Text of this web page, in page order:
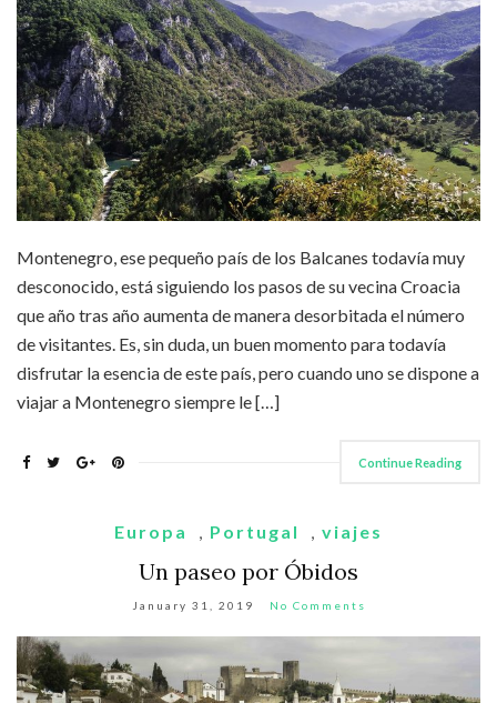
Montenegro, ese pequeño país de los Balcanes todavía muy
desconocido, está siguiendo los pasos de su vecina Croacia
que año tras año aumenta de manera desorbitada el número
de visitantes. Es, sin duda, un buen momento para todavía
disfrutar la esencia de este país, pero cuando uno se dispone a
viajar a Montenegro siempre le […]
Continue Reading
Europa , Portugal , viajes
Un paseo por Óbidos
January 31, 2019 No Comments